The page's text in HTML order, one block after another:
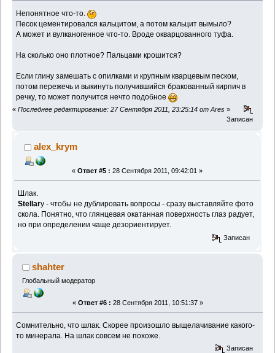
Непонятное что-то.
Песок цементировался кальцитом, а потом кальцит вымыло?
А может и вулканогенное что-то. Вроде окварцованного туфа.
На сколько оно плотное? Пальцами крошится?
Если глину замешать с опилками и крупным кварцевым песком,
потом пережечь и выкинуть получившийся бракованный кирпич в
речку, то может получится нечто подобное
« Последнее редактирование: 27 Сентября 2011, 23:25:14 от Ares »
Записан
alex_krym
« Ответ #5 : 28 Сентября 2011, 09:42:01 »
Шлак.
Stellarу - чтобы не дублировать вопросы - сразу выставляйте фото
скола. Понятно, что глянцевая окатанная поверхность глаз радует,
но при определении чаще дезориентирует.
Записан
shahter
Глобальный модератор
« Ответ #6 : 28 Сентября 2011, 10:51:37 »
Сомнительно, что шлак. Скорее произошло выщелачивание какого-
то минерала. На шлак совсем не похоже.
Записан